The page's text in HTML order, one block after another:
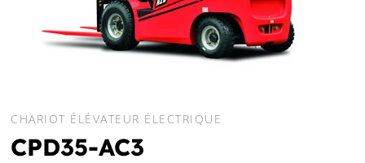
CHARIOT ÉLÉVATEUR ÉLECTRIQUE
CPD35-AC3